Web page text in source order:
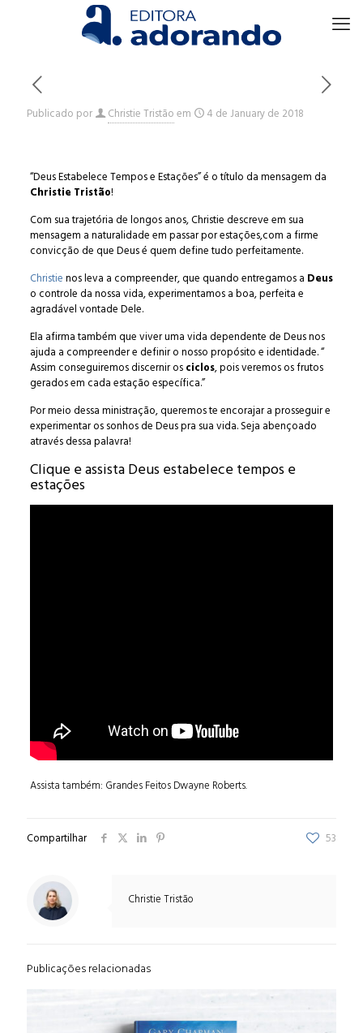
Publicado por Christie Tristãoem 4 de January de 2018
“Deus Estabelece Tempos e Estações” é o título da mensagem da
Christie Tristão!
Com sua trajetória de longos anos, Christie descreve em sua
mensagem a naturalidade em passar por estações,com a firme
convicção de que Deus é quem define tudo perfeitamente.
Christienos leva a compreender, que quando entregamos a Deus
o controle da nossa vida, experimentamos a boa, perfeita e
agradável vontade Dele.
Ela afirma também que viver uma vida dependente de Deus nos
ajuda a compreender e definir o nosso propósito e identidade. “
Assim conseguiremos discernir osciclos, pois veremos os frutos
gerados em cada estação específica.”
Por meio dessa ministração, queremos te encorajar a prosseguir e
experimentar os sonhos de Deus pra sua vida. Seja abençoado
através dessa palavra!
Clique e assista Deus estabelece tempos e
estações
Assista também: Grandes Feitos Dwayne Roberts.
Compartilhar 53
Christie Tristão
Publicações relacionadas